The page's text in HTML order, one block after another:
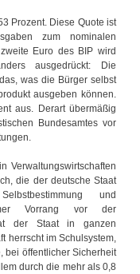
Prozent. Diese Quote ist
zum nominalen
Euro des BIP wird
ausgedrückt: Die
was die Bürger selbst
ausgeben können.
aus. Derart übermäßig
Bundesamtes vor
Verwaltungswirtschaften
die der deutsche Staat
und
Vorrang vor der
der Staat in ganzen
herrscht im Schulsystem,
bei öffentlicher Sicherheit
durch die mehr als 0,8